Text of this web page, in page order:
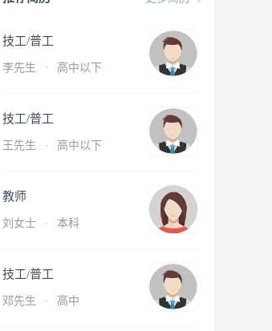
技工/普工
李先生 · 高中以下
技工/普工
王先生 · 高中以下
教师
刘女士 · 本科
技工/普工
邓先生 · 高中